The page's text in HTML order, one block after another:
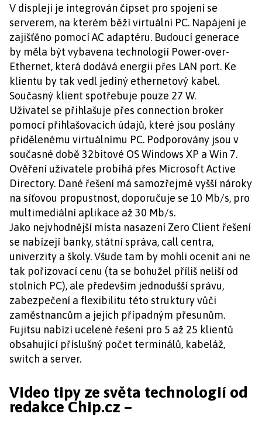
V displeji je integrován čipset pro spojení se
serverem, na kterém běží virtuální PC. Napájení je
zajišťěno pomocí AC adaptéru. Budoucí generace
by měla být vybavena technologií Power-over-
Ethernet, která dodává energii přes LAN port. Ke
klientu by tak vedl jediný ethernetový kabel.
Současný klient spotřebuje pouze 27 W.
Uživatel se přihlašuje přes connection broker
pomocí přihlašovacích údajů, které jsou poslány
přidělenému virtuálnímu PC. Podporovány jsou v
současné době 32bitové OS Windows XP a Win 7.
Ověření uživatele probíhá přes Microsoft Active
Directory. Dané řešení má samozřejmě vyšší nároky
na síťovou propustnost, doporučuje se 10 Mb/s, pro
multimediální aplikace až 30 Mb/s.
Jako nejvhodnější místa nasazení Zero Client řešení
se nabízejí banky, státní správa, call centra,
univerzity a školy. Všude tam by mohli ocenit ani ne
tak pořizovací cenu (ta se bohužel příliš neliší od
stolních PC), ale především jednodušší správu,
zabezpečení a flexibilitu této struktury vůči
zaměstnancům a jejich případným přesunům.
Fujitsu nabízí ucelené řešení pro 5 až 25 klientů
obsahující příslušný počet terminálů, kabeláž,
switch a server.
Video tipy ze světa technologií od
redakce Chip.cz –